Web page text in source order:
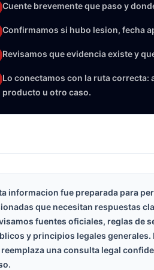
Cuente brevemente que paso y
Confirmamos si hubo lesion, fecha
Revisamos que evidencia existe y
Lo conectamos con la ruta
producto u otro caso.
informacion fue preparada para
que necesitan respuestas
fuentes oficiales, reglas de
y principios legales generales.
reemplaza una consulta legal